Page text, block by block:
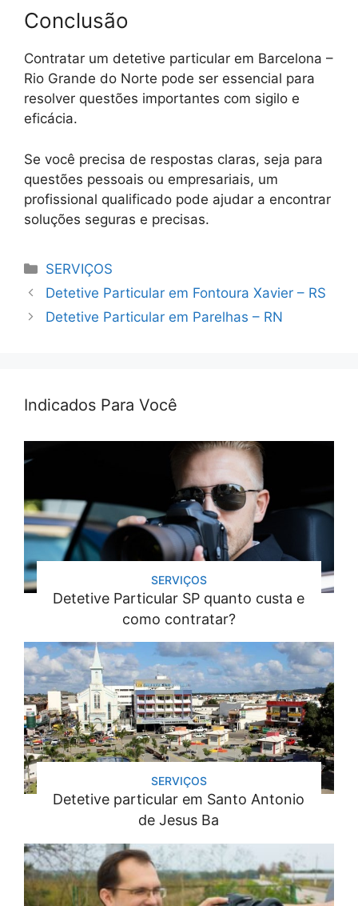
Conclusão
Contratar um detetive particular em Barcelona –
Rio Grande do Norte pode ser essencial para
resolver questões importantes com sigilo e
eficácia.
Se você precisa de respostas claras, seja para
questões pessoais ou empresariais, um
profissional qualificado pode ajudar a encontrar
soluções seguras e precisas.
Categorias
SERVIÇOS
Detetive Particular em Fontoura Xavier – RS
Detetive Particular em Parelhas – RN
Indicados Para Você
SERVIÇOS
Detetive Particular SP quanto custa e
como contratar?
SERVIÇOS
Detetive particular em Santo Antonio
de Jesus Ba